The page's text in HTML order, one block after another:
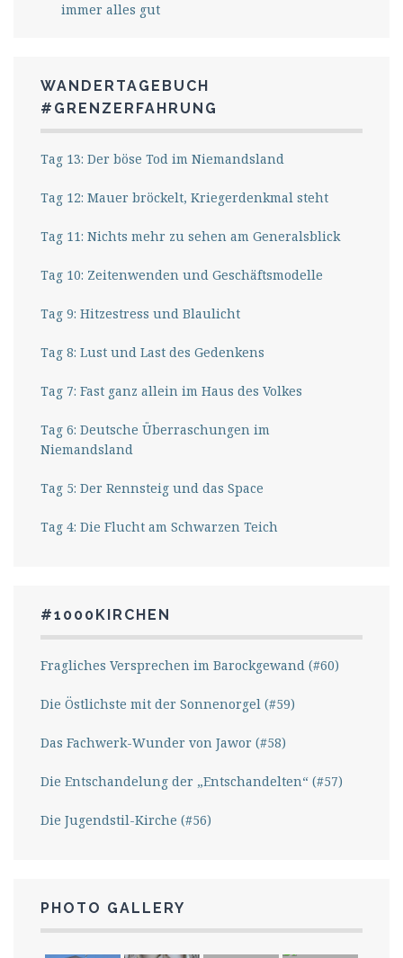
immer alles gut
WANDERTAGEBUCH
#GRENZERFAHRUNG
Tag 13: Der böse Tod im Niemandsland
Tag 12: Mauer bröckelt, Kriegerdenkmal steht
Tag 11: Nichts mehr zu sehen am Generalsblick
Tag 10: Zeitenwenden und Geschäftsmodelle
Tag 9: Hitzestress und Blaulicht
Tag 8: Lust und Last des Gedenkens
Tag 7: Fast ganz allein im Haus des Volkes
Tag 6: Deutsche Überraschungen im
Niemandsland
Tag 5: Der Rennsteig und das Space
Tag 4: Die Flucht am Schwarzen Teich
#1000KIRCHEN
Fragliches Versprechen im Barockgewand (#60)
Die Östlichste mit der Sonnenorgel (#59)
Das Fachwerk-Wunder von Jawor (#58)
Die Entschandelung der „Entschandelten“ (#57)
Die Jugendstil-Kirche (#56)
PHOTO GALLERY